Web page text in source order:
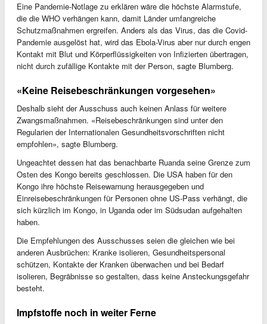
Eine Pandemie-Notlage zu erklären wäre die höchste Alarmstufe,
die die WHO verhängen kann, damit Länder umfangreiche
Schutzmaßnahmen ergreifen. Anders als das Virus, das die Covid-
Pandemie ausgelöst hat, wird das Ebola-Virus aber nur durch engen
Kontakt mit Blut und Körperflüssigkeiten von Infizierten übertragen,
nicht durch zufällige Kontakte mit der Person, sagte Blumberg.
«Keine Reisebeschränkungen vorgesehen»
Deshalb sieht der Ausschuss auch keinen Anlass für weitere
Zwangsmaßnahmen. «Reisebeschränkungen sind unter den
Regularien der Internationalen Gesundheitsvorschriften nicht
empfohlen», sagte Blumberg.
Ungeachtet dessen hat das benachbarte Ruanda seine Grenze zum
Osten des Kongo bereits geschlossen. Die USA haben für den
Kongo ihre höchste Reisewarnung herausgegeben und
Einreisebeschränkungen für Personen ohne US-Pass verhängt, die
sich kürzlich im Kongo, in Uganda oder im Südsudan aufgehalten
haben.
Die Empfehlungen des Ausschusses seien die gleichen wie bei
anderen Ausbrüchen: Kranke isolieren, Gesundheitspersonal
schützen, Kontakte der Kranken überwachen und bei Bedarf
isolieren, Begräbnisse so gestalten, dass keine Ansteckungsgefahr
besteht.
Impfstoffe noch in weiter Ferne